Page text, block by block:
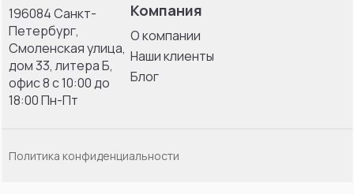
196084 Санкт-
Петербург,
Смоленская улица,
дом 33, литерa Б,
офис 8 с 10:00 до
18:00 Пн-Пт
Компания
О компании
Наши клиенты
Блог
Политика конфиденциальности